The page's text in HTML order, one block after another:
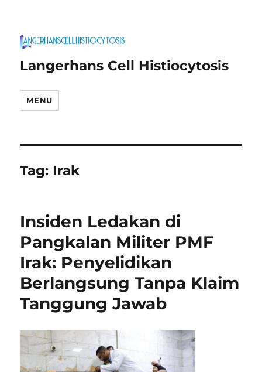
Langerhans Cell Histiocytosis
MENU
Tag: Irak
Insiden Ledakan di
Pangkalan Militer PMF
Irak: Penyelidikan
Berlangsung Tanpa Klaim
Tanggung Jawab